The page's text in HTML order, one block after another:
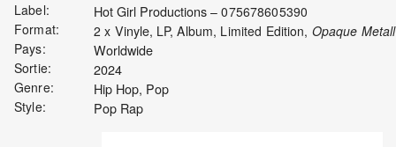
Label: Hot Girl Productions – 075678605390
Format:
2 x Vinyle, LP, Album, Limited Edition, Opaque
Pays:
Worldwide
Sortie: 2024
Genre: Hip Hop, Pop
Style: Pop Rap